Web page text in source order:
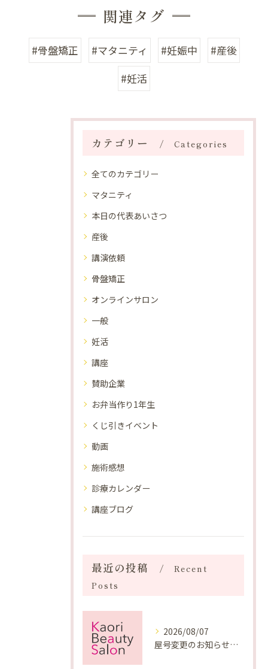
関連タグ
#骨盤矯正 #マタニティ #妊娠中
#産後
#妊活
カテゴリー Categories
全てのカテゴリー
マタニティ
本日の代表あいさつ
産後
講演依頼
骨盤矯正
オンラインサロン
一般
妊活
講座
賛助企業
お弁当作り1年生
くじ引きイベント
動画
施術感想
診療カレンダー
講座ブログ
最近の投稿
Recent
Posts
2026/08/07
屋号変更のお知らせと「SAKUYA Harmonies」に込めた想い